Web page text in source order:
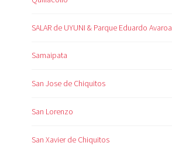
SALAR de UYUNI & Parque Eduardo Avaroa
Samaipata
San Jose de Chiquitos
San Lorenzo
San Xavier de Chiquitos